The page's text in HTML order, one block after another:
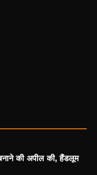
की अपील की, हैंडलूम